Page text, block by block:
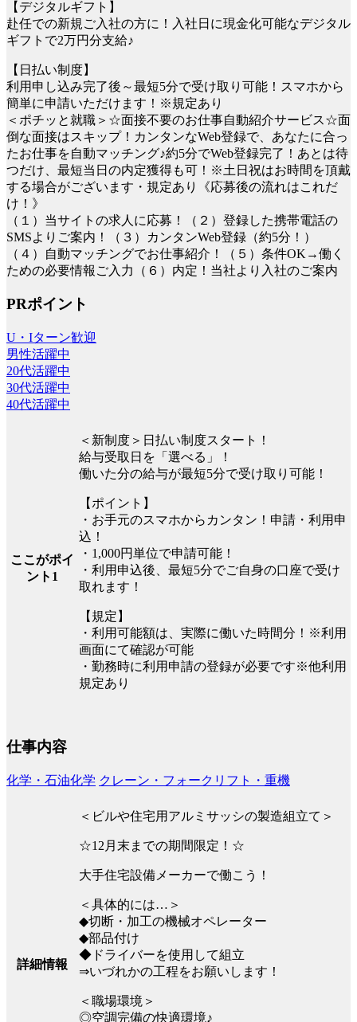
【デジタルギフト】
赴任での新規ご入社の方に！入社日に現金化可能なデジタル
ギフトで2万円分支給♪
【日払い制度】
利用申し込み完了後～最短5分で受け取り可能！スマホから
簡単に申請いただけます！※規定あり
＜ポチッと就職＞☆面接不要のお仕事自動紹介サービス☆面
倒な面接はスキップ！カンタンなWeb登録で、あなたに合っ
たお仕事を自動マッチング♪約5分でWeb登録完了！あとは待
つだけ、最短当日の内定獲得も可！※土日祝はお時間を頂戴
する場合がございます・規定あり《応募後の流れはこれだ
け！》
（１）当サイトの求人に応募！（２）登録した携帯電話の
SMSよりご案内！（３）カンタンWeb登録（約5分！）
（４）自動マッチングでお仕事紹介！（５）条件OK→働く
ための必要情報ご入力（６）内定！当社より入社のご案内
PRポイント
U・Iターン歓迎
男性活躍中
20代活躍中
30代活躍中
40代活躍中
ここがポイ
ント1
＜新制度＞日払い制度スタート！
給与受取日を「選べる」！
働いた分の給与が最短5分で受け取り可能！
【ポイント】
・お手元のスマホからカンタン！申請・利用申
込！
・1,000円単位で申請可能！
・利用申込後、最短5分でご自身の口座で受け
取れます！
【規定】
・利用可能額は、実際に働いた時間分！※利用
画面にて確認が可能
・勤務時に利用申請の登録が必要です※他利用
規定あり
仕事内容
化学・石油化学 クレーン・フォークリフト・重機
詳細情報
＜ビルや住宅用アルミサッシの製造組立て＞
☆12月末までの期間限定！☆
大手住宅設備メーカーで働こう！
＜具体的には…＞
◆切断・加工の機械オペレーター
◆部品付け
◆ドライバーを使用して組立
⇒いづれかの工程をお願いします！
＜職場環境＞
◎空調完備の快適環境♪